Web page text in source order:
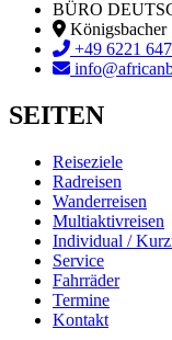
BÜRO
Königsbacher
+49 6221
SEITEN
Reiseziele
Radreisen
Wanderreisen
Multiaktivreisen
Individual /
Service
Fahrräder
Termine
Kontakt